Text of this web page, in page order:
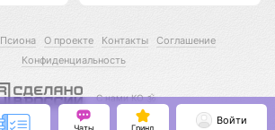
Псиона О проекте Контакты
Соглашение
Конфиденциальность
С нами КО 🕉️
Чаты Гринд
Войти